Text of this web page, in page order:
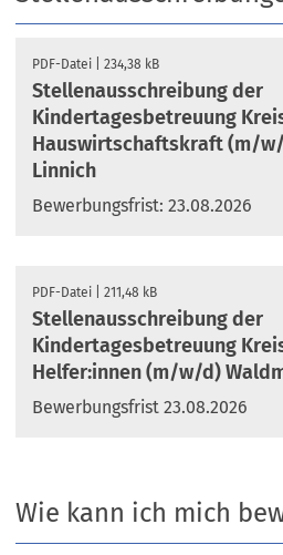
PDF-Datei 234,38 kB
Stellenausschreibung der
Kindertagesbetreuung
Hauswirtschaftskraft (m/
Linnich
Bewerbungsfrist: 23.08.2026
PDF-Datei 211,48 kB
Stellenausschreibung der
Kindertagesbetreuung
Helfer:innen (m/w/d)
Bewerbungsfrist 23.08.2026
Wie kann ich mich